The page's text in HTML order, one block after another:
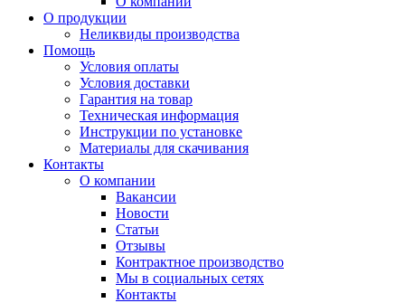
О продукции
Неликвиды производства
Помощь
Условия оплаты
Условия доставки
Гарантия на товар
Техническая информация
Инструкции по установке
Материалы для скачивания
Контакты
О компании
Вакансии
Новости
Статьи
Отзывы
Контрактное производство
Мы в социальных сетях
Контакты